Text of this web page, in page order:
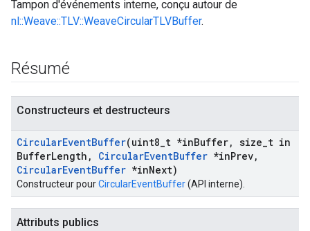
Tampon d'événements interne, conçu autour de
nl::Weave::TLV::WeaveCircularTLVBuffer.
Résumé
Constructeurs et destructeurs
CircularEventBuffer(uint8 t *inBuffer, size t in
BufferLength , CircularEventBuffer *inPrev,
CircularEventBuffer *inNext)
Constructeur pourCircularEventBuffer(API interne).
Attributs publics